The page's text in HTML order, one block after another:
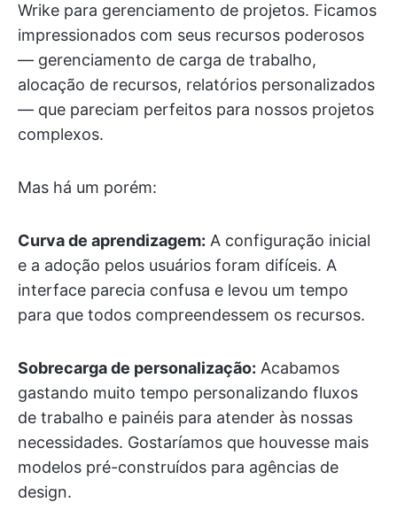
Wrike para gerenciamento de projetos. Ficamos
impressionados com seus recursos poderosos
— gerenciamento de carga de trabalho,
alocação de recursos, relatórios personalizados
— que pareciam perfeitos para nossos projetos
complexos.
Mas há um porém:
Curva de aprendizagem: A configuração inicial
e a adoção pelos usuários foram difíceis. A
interface parecia confusa e levou um tempo
para que todos compreendessem os recursos.
Sobrecarga de personalização: Acabamos
gastando muito tempo personalizando fluxos
de trabalho e painéis para atender às nossas
necessidades. Gostaríamos que houvesse mais
modelos pré-construídos para agências de
design.